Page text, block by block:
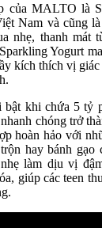
của MALTO là
Nam và cũng
nhẹ, thanh mát
Yogurt
kích thích vị
bật khi chứa 5 tỷ
chóng trở
hoàn hảo với
hay bánh gạo
làm dịu vị
giúp các teen